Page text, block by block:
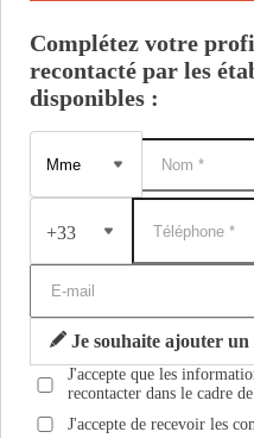
Complétez votre
recontacté par les
disponibles :
+33
Je souhaite ajouter un
J'accepte que les
recontacter dans le cadre
J'accepte de recevoir les